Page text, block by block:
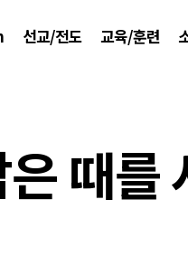
선교/전도 교육/훈련
때를